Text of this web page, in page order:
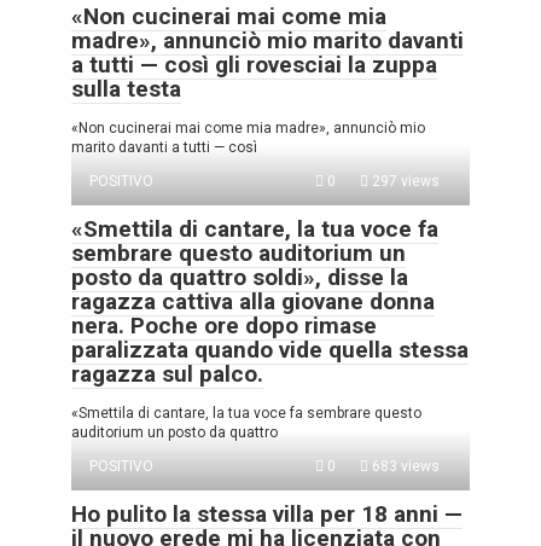
«Non cucinerai mai come mia
madre», annunciò mio marito davanti
a tutti — così gli rovesciai la zuppa
sulla testa
«Non cucinerai mai come mia madre», annunciò mio
marito davanti a tutti — così
POSITIVO
0 297 views
«Smettila di cantare, la tua voce fa
sembrare questo auditorium un
posto da quattro soldi», disse la
ragazza cattiva alla giovane donna
nera. Poche ore dopo rimase
paralizzata quando vide quella stessa
ragazza sul palco.
«Smettila di cantare, la tua voce fa sembrare questo
auditorium un posto da quattro
POSITIVO
0 683 views
Ho pulito la stessa villa per 18 anni —
il nuovo erede mi ha licenziata con